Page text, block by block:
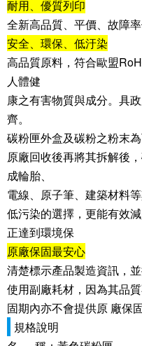
耐用、優質列印
全新高品質、平價、故障率
安全、環保、低汙染
高品質原料，符合歐盟
人體健
康之有害物質與成分。具
齊。
碳粉匣外盒及碳粉之粉末
原廠回收後再將其拆解後
成輪胎、
電線、原子筆、建築材料等
低污染的選擇，更能有效
正達到環境保
原廠保固最安心
清楚標示產品製造資訊，
使用副廠耗材，因為其品
固期內亦不會提供原 廠保固
規格說明